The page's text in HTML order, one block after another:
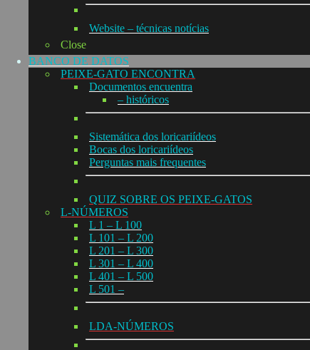
Website – técnicas notícias
Close
BANCO DE DATOS
PEIXE-GATO ENCONTRA
Documentos encuentra
– históricos
Sistemática dos loricariídeos
Bocas dos loricariídeos
Perguntas mais frequentes
QUIZ SOBRE OS PEIXE-GATOS
L-NÚMEROS
L 1 – L 100
L 101 – L 200
L 201 – L 300
L 301 – L 400
L 401 – L 500
L 501 –
LDA-NÚMEROS